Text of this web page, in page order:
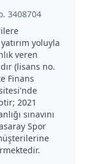
3408704
yoluyla
veren
(lisans no.
Finans
2021
sınavını
Spor